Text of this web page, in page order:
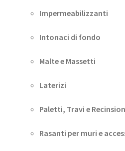
Impermeabilizzanti
Intonaci di fondo
Malte e Massetti
Laterizi
Paletti, Travi e
Rasanti per muri e